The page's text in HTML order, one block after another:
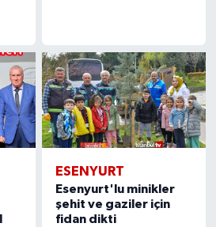
ESENYURT
Esenyurt'lu minikler
şehit ve gaziler için
fidan dikti